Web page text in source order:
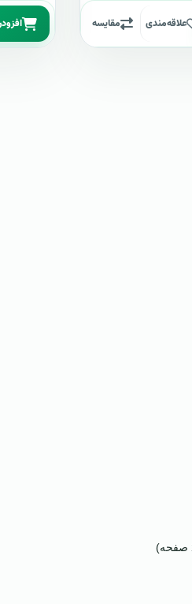
علاقه‌مندی مقایسه